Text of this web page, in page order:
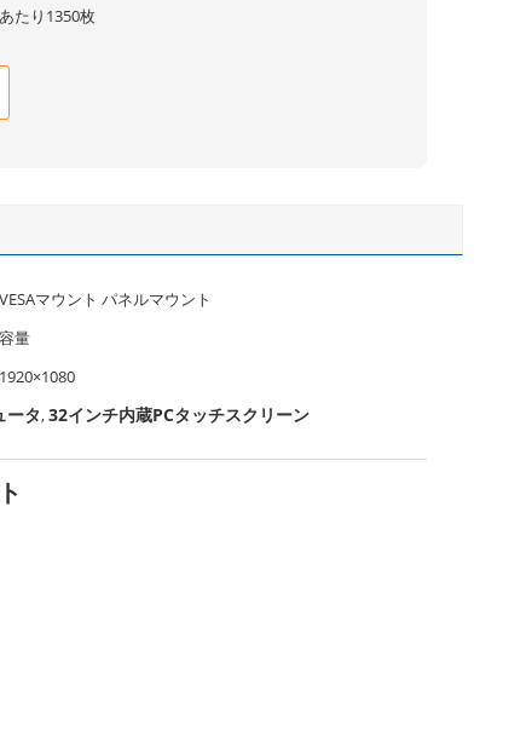
たり1350枚
VESAマウント パネルマウント
容量
1920×1080
ータ,32インチ内蔵PCタッチスクリーン